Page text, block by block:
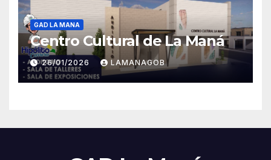
GAD LA MANA
Centro Cultural de La Maná
26/01/2026 LAMANAGOB